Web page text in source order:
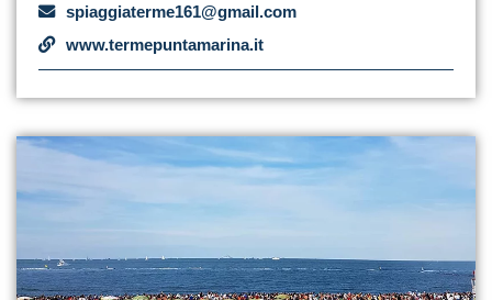
spiaggiaterme161@gmail.com
www.termepuntamarina.it